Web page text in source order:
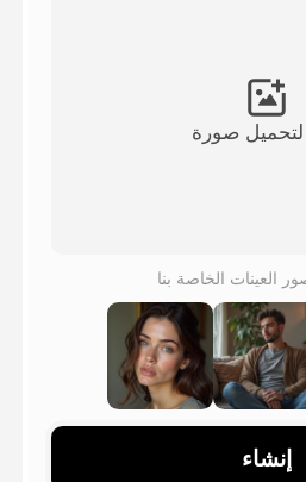
القوالب
الاستعراض
لتحميل صورة
العينات الخاصة بنا
إنشاء